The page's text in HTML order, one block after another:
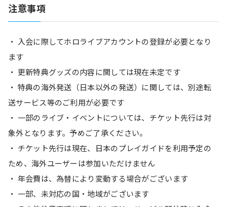
注意事項
・ 入会に際してホロライブアカウントの登録が必要となり
ます
・ 更新特典グッズの内容に関しては現在未定です
・ 特典の海外発送（日本以外の発送）に関しては、別途転
送サービス等のご利用が必要です
・ 一部のライブ・イベントについては、チケット先行は対
象外となります。予めご了承ください。
・ チケット先行は現在、日本のプレイガイドを利用予定の
ため、海外ユーザーは参加いただけません
・ 年会費は、為替により変動する場合がございます
・ 一部、未対応の国・地域がございます